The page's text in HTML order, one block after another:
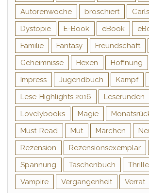
Autorenwoche
broschiert
Dystopie
E-Book eBook
Familie
Fantasy Freundschaft
Geheimnisse
Hexen Hoffnung
Impress
Jugendbuch Kampf
Lese-Highlights 2016
Leserunden
Lovelybooks
Magie
Must-Read
Mut Märchen
Rezension
Rezensionsexemplar
Spannung
Taschenbuch
Vampire
Vergangenheit Verrat